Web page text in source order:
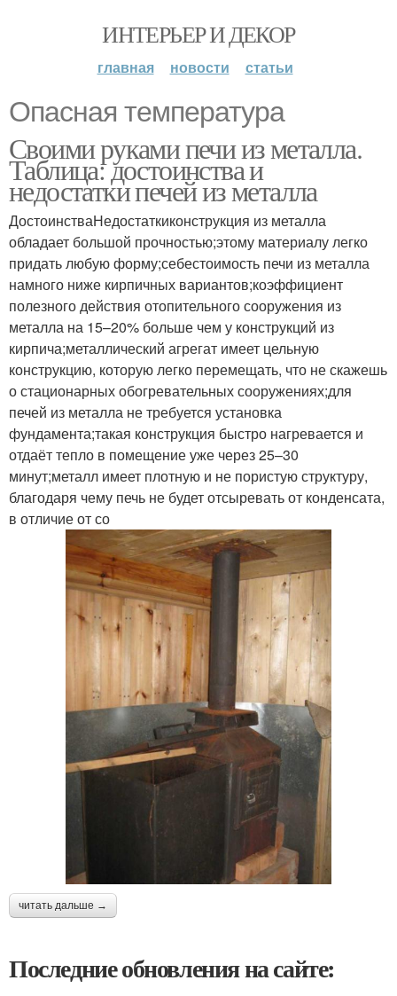
ИНТЕРЬЕР И ДЕКОР
главная новости статьи
Опасная температура
Своими руками печи из металла.
Таблица: достоинства и
недостатки печей из металла
ДостоинстваНедостаткиконструкция из металла
обладает большой прочностью;этому материалу легко
придать любую форму;себестоимость печи из металла
намного ниже кирпичных вариантов;коэффициент
полезного действия отопительного сооружения из
металла на 15–20% больше чем у конструкций из
кирпича;металлический агрегат имеет цельную
конструкцию, которую легко перемещать, что не скажешь
о стационарных обогревательных сооружениях;для
печей из металла не требуется установка
фундамента;такая конструкция быстро нагревается и
отдаёт тепло в помещение уже через 25–30
минут;металл имеет плотную и не пористую структуру,
благодаря чему печь не будет отсыревать от конденсата,
в отличие от со
читать дальше →
Последние обновления на сайте: